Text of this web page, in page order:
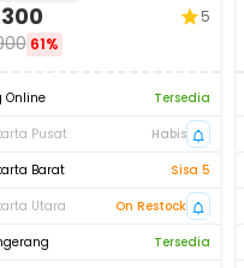
61%
5
Online
Tersedia
Pusat
Habis
Barat
Sisa 5
Utara
On Restock
Tersedia